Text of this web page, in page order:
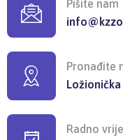
Pišite nam
Pronađite
Radno